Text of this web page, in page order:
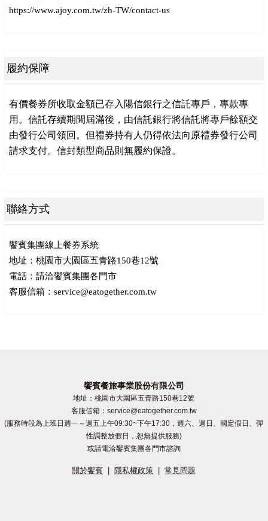
https://www.ajoy.com.tw/zh-TW/contact-us
履約保障
有價餐券所收取金額已存入陽信銀行之信託專戶，專款專
用。信託存續期間屆滿後，由信託銀行將信託將專戶餘額交
由發行公司領回。但禮券持有人仍得依法向原禮券發行公司
請求支付。信封類型商品則無履約保證。
聯絡方式
饗賓集團線上餐券系統
地址：桃園市大園區五青路150巷12號
電話：請洽饗賓集團各門市
客服信箱：service@eatogether.com.tw
饗賓餐旅事業股份有限公司
地址：桃園市大園區五青路150巷12號
客服信箱：service@eatogether.com.tw
(服務時段為上班日週一～週五上午09:30~下午17:30，週六、週日、國定假日、彈
性調整放假日，恕無提供服務)
或請電洽饗賓集團各門市諮詢
關於饗賓 | 隱私權政策 | 常見問題